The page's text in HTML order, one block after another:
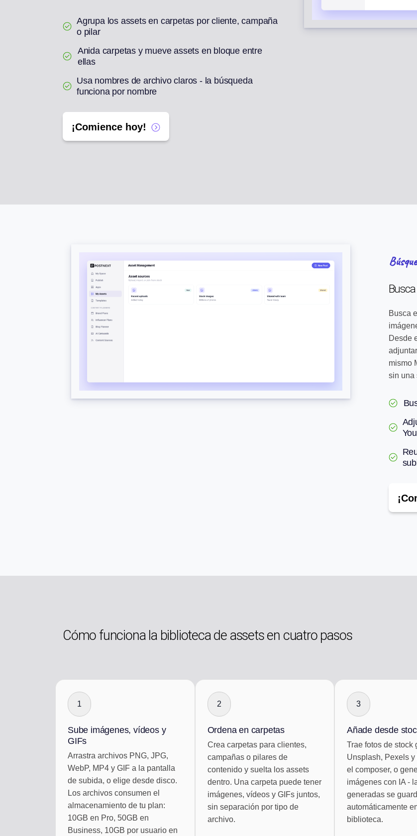
Agrupa los assets en carpetas por cliente, campaña
o pilar
Anida carpetas y mueve assets en bloque entre
ellas
Usa nombres de archivo claros - la búsqueda
funciona por nombre
¡Comience hoy!
Busca
Desde
mismo
sin una
Cómo funciona la biblioteca de assets en cuatro pasos
1
Sube imágenes, vídeos y
GIFs
Arrastra archivos PNG, JPG,
WebP, MP4 y GIF a la pantalla
de subida, o elige desde disco.
Los archivos consumen el
almacenamiento de tu plan:
10GB en Pro, 50GB en
Business, 10GB por usuario en
2
Ordena en carpetas
Crea carpetas para clientes,
campañas o pilares de
contenido y suelta los assets
dentro. Una carpeta puede tener
imágenes, vídeos y GIFs juntos,
sin separación por tipo de
archivo.
3
Añade desde
Trae fotos de stock
Unsplash, Pexels
el composer, o
imágenes con IA -
generadas se
automáticamente
biblioteca.